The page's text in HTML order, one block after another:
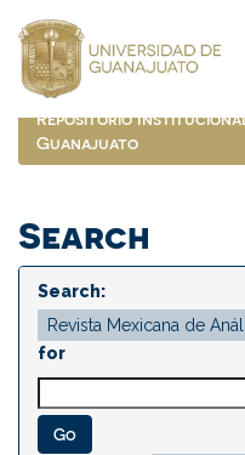
navigation
Repositorio
Guanajuato
Search
Search:
for